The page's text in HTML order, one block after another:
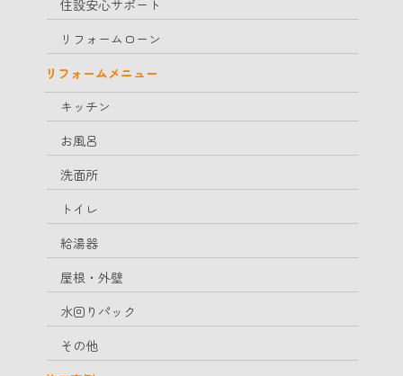
住設安心サポート
リフォームローン
リフォームメニュー
キッチン
お風呂
洗面所
トイレ
給湯器
屋根・外壁
水回りパック
その他